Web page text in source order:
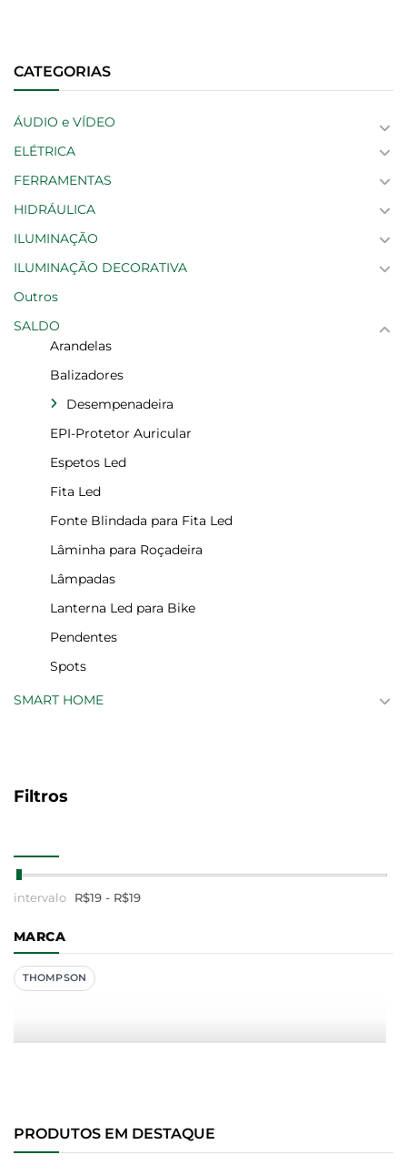
CATEGORIAS
ÁUDIO e VÍDEO
ELÉTRICA
FERRAMENTAS
HIDRÁULICA
ILUMINAÇÃO
ILUMINAÇÃO DECORATIVA
Outros
SALDO
Arandelas
Balizadores
Desempenadeira
EPI-Protetor Auricular
Espetos Led
Fita Led
Fonte Blindada para Fita Led
Lâminha para Roçadeira
Lâmpadas
Lanterna Led para Bike
Pendentes
Spots
SMART HOME
Filtros
R$19 - R$19
MARCA
THOMPSON
PRODUTOS EM DESTAQUE